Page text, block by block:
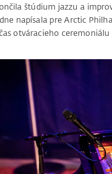
štúdium jazzu a
napísala pre Arctic
otváracieho